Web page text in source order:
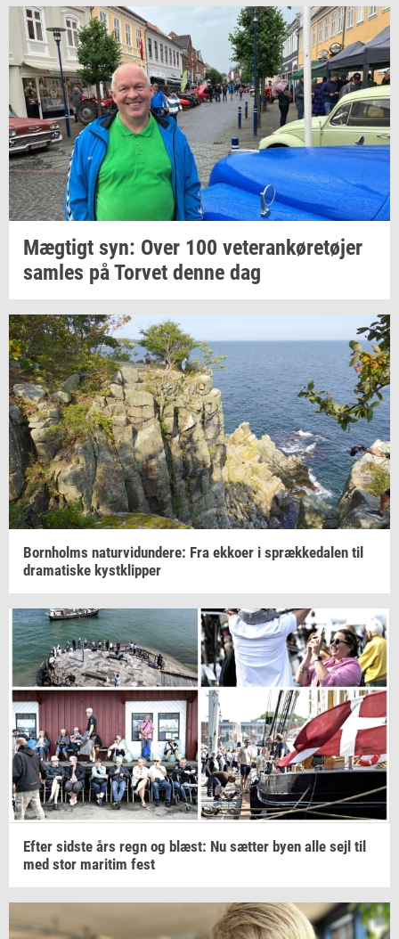
Mæg­tigt syn: Over 100 ve­te­ran­kø­re­tø­jer
sam­les påTor­vet denne dag
Born­holms na­tur­vi­dun­de­re: Fra ek­ko­er i spræk­ke­da­len til
dra­ma­ti­ske kyst­klip­per
Efter sid­ste års regn og blæst: Nu sæt­ter byen alle sejl til
med stor ma­ri­tim fest